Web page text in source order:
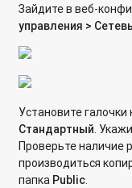
Station) в сетевых
Firewall
Как перенести
для подключения к
vCenter Converter?
Установка и
накопителях QNAP
Зайдите в веб-
управления >
Установите галочки
Стандартный.
Проверьте наличие
производиться
папка Public.